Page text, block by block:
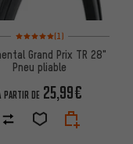
Note moyenne : 5 sur 5
(1)
Grand Prix TR 28"
Pneu pliable
PARTIR DE 25,99€